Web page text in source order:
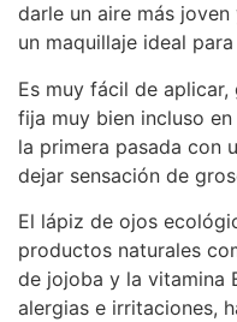
darle un aire más
un maquillaje ideal
Es muy fácil de
fija muy bien incluso
la primera pasada con
dejar sensación de
El lápiz de ojos
productos naturales
de jojoba y la vitamina
alergias e irritaciones,